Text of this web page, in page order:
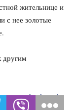
жительнице и
с нее золотые
другим
kazlenta.kz